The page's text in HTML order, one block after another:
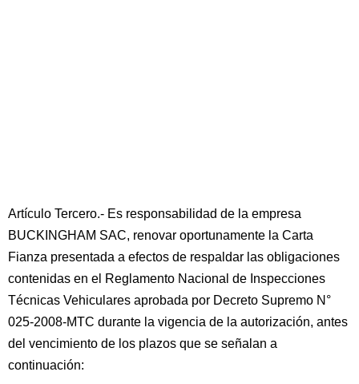
Artículo Tercero.- Es responsabilidad de la empresa
BUCKINGHAM SAC, renovar oportunamente la Carta
Fianza presentada a efectos de respaldar las obligaciones
contenidas en el Reglamento Nacional de Inspecciones
Técnicas Vehiculares aprobada por Decreto Supremo N°
025-2008-MTC durante la vigencia de la autorización, antes
del vencimiento de los plazos que se señalan a
continuación: